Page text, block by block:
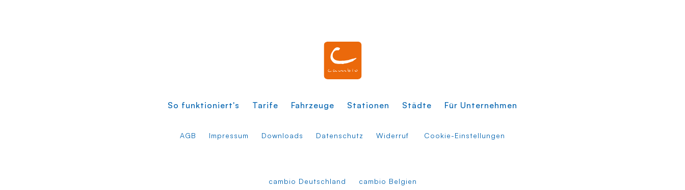
So funktioniert's Tarife Fahrzeuge Stationen Städte Für Unternehmen
AGB Impressum Downloads Datenschutz Widerruf Cookie-Einstellungen
cambio Deutschland cambio Belgien